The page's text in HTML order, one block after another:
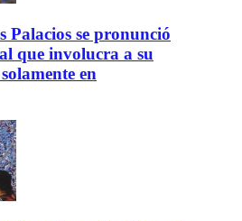
Palacios se pronunció
que involucra a su
en